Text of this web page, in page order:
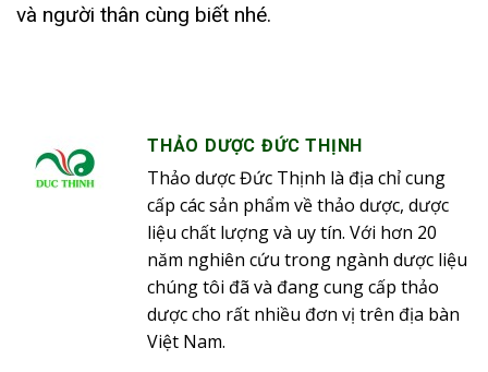
và người thân cùng biết nhé.
THẢO DƯỢC ĐỨC THỊNH
Thảo dược Đức Thịnh là địa chỉ cung
cấp các sản phẩm về thảo dược, dược
liệu chất lượng và uy tín. Với hơn 20
năm nghiên cứu trong ngành dược liệu
chúng tôi đã và đang cung cấp thảo
dược cho rất nhiều đơn vị trên địa bàn
Việt Nam.